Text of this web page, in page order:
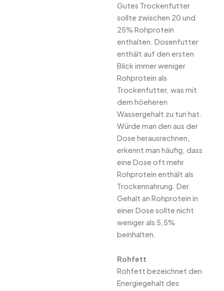
Gutes Trockenfutter
sollte zwischen 20 und
25% Rohprotein
enthalten. Dosenfutter
enthält auf den ersten
Blick immer weniger
Rohprotein als
Trockenfutter, was mit
dem höeheren
Wassergehalt zu tun hat.
Würde man den aus der
Dose herausrechnen,
erkennt man häufig, dass
eine Dose oft mehr
Rohprotein enthält als
Trockennahrung. Der
Gehalt an Rohprotein in
einer Dose sollte nicht
weniger als 5,5%
beinhalten.
Rohfett
Rohfett bezeichnet den
Energiegehalt des